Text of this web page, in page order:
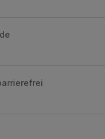
Deal ein